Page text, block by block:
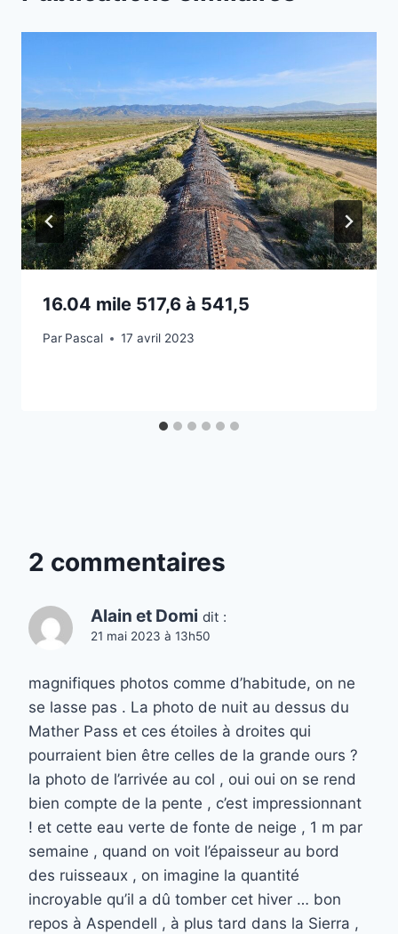
16.04 mile 517,6 à 541,5
Par Pascal 17 avril 2023
2 commentaires
Alain et Domi dit :
21 mai 2023 à 13h50
magnifiques photos comme d’habitude, on ne
se lasse pas . La photo de nuit au dessus du
Mather Pass et ces étoiles à droites qui
pourraient bien être celles de la grande ours ?
la photo de l’arrivée au col , oui oui on se rend
bien compte de la pente , c’est impressionnant
! et cette eau verte de fonte de neige , 1 m par
semaine , quand on voit l’épaisseur au bord
des ruisseaux , on imagine la quantité
incroyable qu’il a dû tomber cet hiver … bon
repos à Aspendell , à plus tard dans la Sierra ,